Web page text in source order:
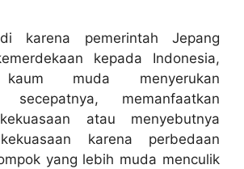
karena pemerintah Jepang
kepada Indonesia,
kaum muda menyerukan
secepatnya, memanfaatkan
atau menyebutnya
karena perbedaan
yang lebih muda menculik